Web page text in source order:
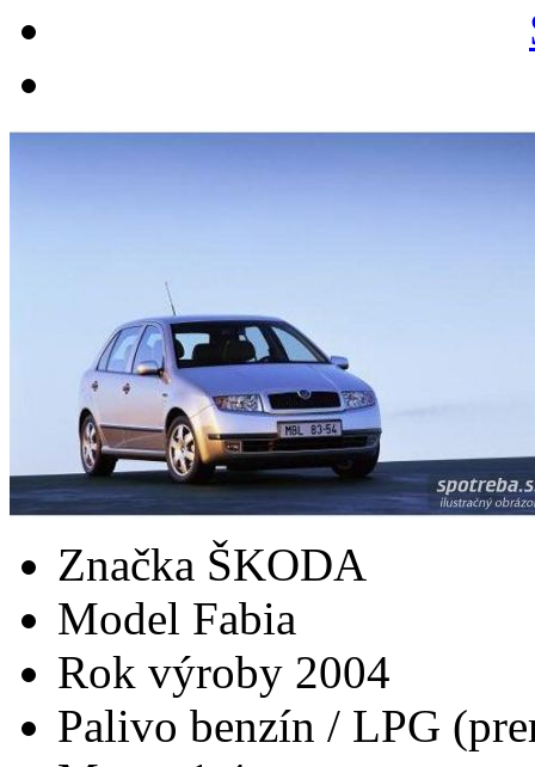
Značka ŠKODA
Model Fabia
Rok výroby 2004
Palivo benzín / LPG